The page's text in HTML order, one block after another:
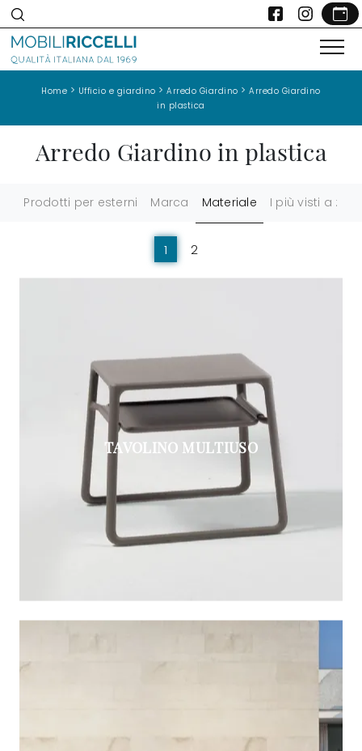
Home > Ufficio e giardino >Arredo Giardino >Arredo Giardino
in plastica
Arredo Giardino in plastica
Prodotti per esterni Marca Materiale I più visti a :
1 2
TAVOLINO MULTIUSO